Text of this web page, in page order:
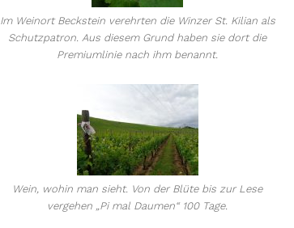
Im Weinort Beckstein verehrten die Winzer St. Kilian als
Schutzpatron. Aus diesem Grund haben sie dort die
Premiumlinie nach ihm benannt.
Wein, wohin man sieht. Von der Blüte bis zur Lese
vergehen „Pi mal Daumen“ 100 Tage.